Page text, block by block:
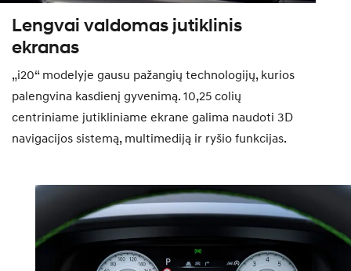
Lengvai valdomas jutiklinis
ekranas
„i20“ modelyje gausu pažangių technologijų, kurios
palengvina kasdienį gyvenimą. 10,25 colių
centriniame jutikliniame ekrane galima naudoti 3D
navigacijos sistemą, multimediją ir ryšio funkcijas.